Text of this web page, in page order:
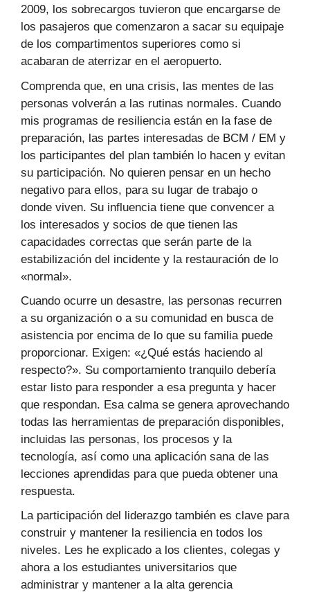
2009, los sobrecargos tuvieron que encargarse de
los pasajeros que comenzaron a sacar su equipaje
de los compartimentos superiores como si
acabaran de aterrizar en el aeropuerto.
Comprenda que, en una crisis, las mentes de las
personas volverán a las rutinas normales. Cuando
mis programas de resiliencia están en la fase de
preparación, las partes interesadas de BCM / EM y
los participantes del plan también lo hacen y evitan
su participación. No quieren pensar en un hecho
negativo para ellos, para su lugar de trabajo o
donde viven. Su influencia tiene que convencer a
los interesados y socios de que tienen las
capacidades correctas que serán parte de la
estabilización del incidente y la restauración de lo
«normal».
Cuando ocurre un desastre, las personas recurren
a su organización o a su comunidad en busca de
asistencia por encima de lo que su familia puede
proporcionar. Exigen: «¿Qué estás haciendo al
respecto?». Su comportamiento tranquilo debería
estar listo para responder a esa pregunta y hacer
que respondan. Esa calma se genera aprovechando
todas las herramientas de preparación disponibles,
incluidas las personas, los procesos y la
tecnología, así como una aplicación sana de las
lecciones aprendidas para que pueda obtener una
respuesta.
La participación del liderazgo también es clave para
construir y mantener la resiliencia en todos los
niveles. Les he explicado a los clientes, colegas y
ahora a los estudiantes universitarios que
administrar y mantener a la alta gerencia